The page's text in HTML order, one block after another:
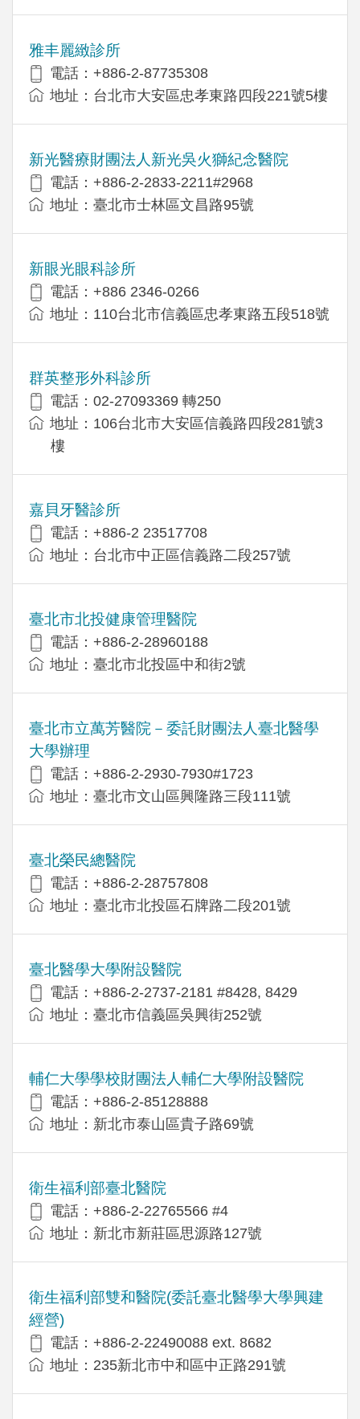
雅丰麗緻診所
電話：+886-2-87735308
地址：台北市大安區忠孝東路四段221號5樓
新光醫療財團法人新光吳火獅紀念醫院
電話：+886-2-2833-2211#2968
地址：臺北市士林區文昌路95號
新眼光眼科診所
電話：+886 2346-0266
地址：110台北市信義區忠孝東路五段518號
群英整形外科診所
電話：02-27093369 轉250
地址：106台北市大安區信義路四段281號3
樓
嘉貝牙醫診所
電話：+886-2 23517708
地址：台北市中正區信義路二段257號
臺北市北投健康管理醫院
電話：+886-2-28960188
地址：臺北市北投區中和街2號
臺北市立萬芳醫院－委託財團法人臺北醫學
大學辦理
電話：+886-2-2930-7930#1723
地址：臺北市文山區興隆路三段111號
臺北榮民總醫院
電話：+886-2-28757808
地址：臺北市北投區石牌路二段201號
臺北醫學大學附設醫院
電話：+886-2-2737-2181 #8428, 8429
地址：臺北市信義區吳興街252號
輔仁大學學校財團法人輔仁大學附設醫院
電話：+886-2-85128888
地址：新北市泰山區貴子路69號
衛生福利部臺北醫院
電話：+886-2-22765566 #4
地址：新北市新莊區思源路127號
衛生福利部雙和醫院(委託臺北醫學大學興建
經營)
電話：+​886-2-22490088 ext. 8682
地址：​235新北市中和區中正路291號